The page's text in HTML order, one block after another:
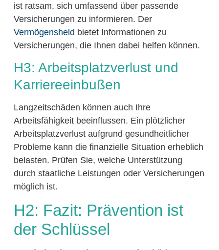
ist ratsam, sich umfassend über passende
Versicherungen zu informieren. Der
Vermögensheld bietet Informationen zu
Versicherungen, die Ihnen dabei helfen können.
H3: Arbeitsplatzverlust und
Karriereeinbußen
Langzeitschäden können auch Ihre
Arbeitsfähigkeit beeinflussen. Ein plötzlicher
Arbeitsplatzverlust aufgrund gesundheitlicher
Probleme kann die finanzielle Situation erheblich
belasten. Prüfen Sie, welche Unterstützung
durch staatliche Leistungen oder Versicherungen
möglich ist.
H2: Fazit: Prävention ist
der Schlüssel